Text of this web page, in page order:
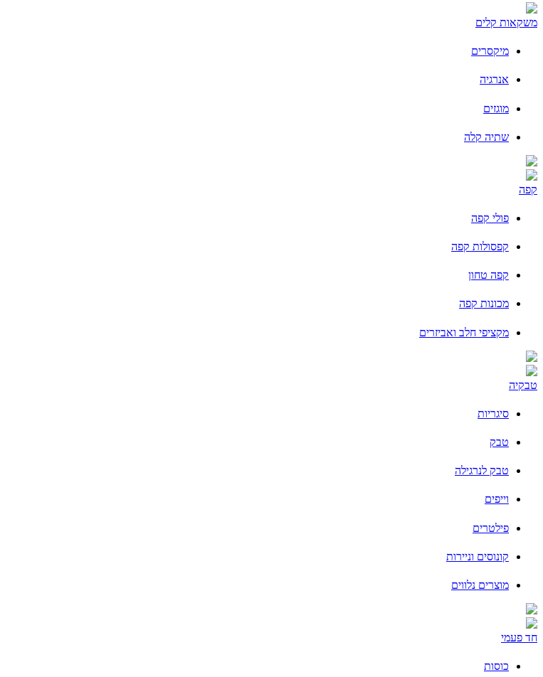
משקאות קלים
מיקסרים
אנרגיה
מוגזים
שתיה קלה
קפה
פולי קפה
קפסולות קפה
קפה טחון
מכונות קפה
מקציפי חלב ואביזרים
טבקיה
סיגריות
טבק
טבק לנרגילה
וייפים
פילטרים
קונוסים וניירות
מוצרים נלווים
חד פעמי
כוסות